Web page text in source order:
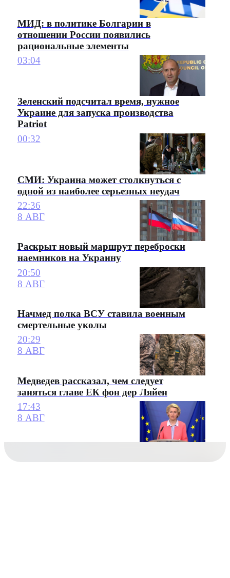
МИД: в политике Болгарии в
отношении России появились
рациональные элементы
03:04
Зеленский подсчитал время, нужное
Украине для запуска производства
Patriot
00:32
СМИ: Украина может столкнуться с
одной из наиболее серьезных неудач
22:36
8 АВГ
Раскрыт новый маршрут переброски
наемников на Украину
20:50
8 АВГ
Начмед полка ВСУ ставила военным
смертельные уколы
20:29
8 АВГ
Медведев рассказал, чем следует
заняться главе ЕК фон дер Ляйен
17:43
8 АВГ